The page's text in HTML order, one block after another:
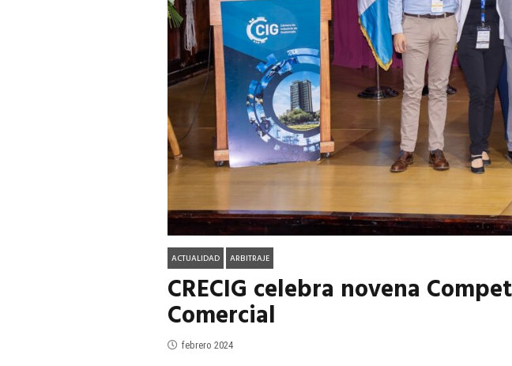
EN PORTADA julio 2026 EN PORTADA mayo 2026 EN PORTADA
ACTUALIDAD ARBITRAJE
CRECIG celebra novena
Comercial
febrero 2024